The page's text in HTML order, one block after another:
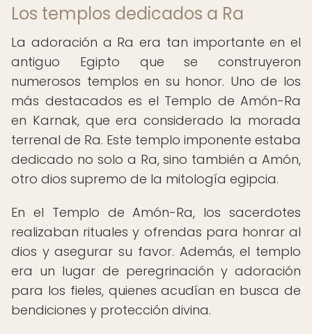
Los templos dedicados a Ra
La adoración a Ra era tan importante en el
antiguo Egipto que se construyeron
numerosos templos en su honor. Uno de los
más destacados es el Templo de Amón-Ra
en Karnak, que era considerado la morada
terrenal de Ra. Este templo imponente estaba
dedicado no solo a Ra, sino también a Amón,
otro dios supremo de la mitología egipcia.
En el Templo de Amón-Ra, los sacerdotes
realizaban rituales y ofrendas para honrar al
dios y asegurar su favor. Además, el templo
era un lugar de peregrinación y adoración
para los fieles, quienes acudían en busca de
bendiciones y protección divina.